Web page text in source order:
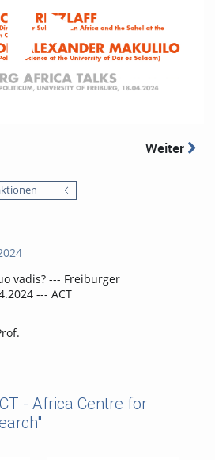
Weiter
vadis? --- Freiburger
--- ACT
- Africa Centre for